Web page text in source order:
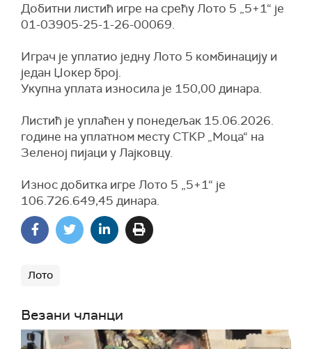
Добитни листић игре на срећу Лото 5 „5+1“ је
01-03905-25-1-26-00069.
Играч је уплатио једну Лото 5 комбинацију и
један Џокер број.
Укупна уплата износила је 150,00 динара.
Листић је уплаћен у понедељак 15.06.2026.
године на уплатном месту СТКР „Моца“ на
Зеленој пијаци у Лајковцу.
Износ добитка игре Лото 5 „5+1“ је
106.726.649,45 динара.
Лото
Везани чланци